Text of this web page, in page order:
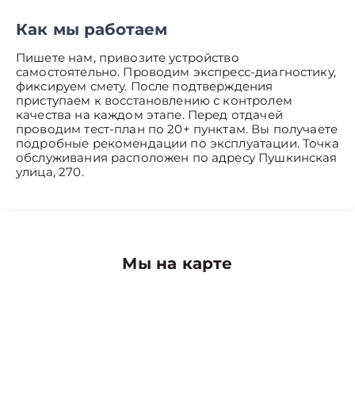
Как мы работаем
Пишете нам, привозите устройство
самостоятельно. Проводим экспресс-диагностику,
фиксируем смету. После подтверждения
приступаем к восстановлению с контролем
качества на каждом этапе. Перед отдачей
проводим тест-план по 20+ пунктам. Вы получаете
подробные рекомендации по эксплуатации. Точка
обслуживания расположен по адресу Пушкинская
улица, 270.
Мы на карте